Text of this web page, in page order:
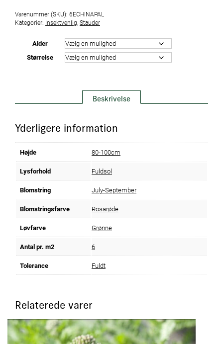
Varenummer (SKU): 6ECHINAPAL
Kategorier: Insektvenlig Stauder
Alder
Størrelse
Beskrivelse
Yderligere information
Højde 80-100cm
Lysforhold Fuldsol
Blomstring July-September
Blomstringsfarve Rosarøde
Løvfarve Grønne
Antal pr. m2 6
Tolerance Fuldt
Relaterede varer